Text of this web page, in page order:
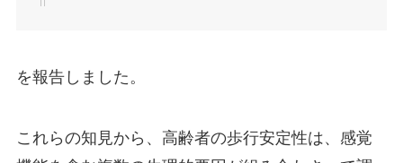
を報告しました。
これらの知見から、高齢者の歩行安定性は、感覚